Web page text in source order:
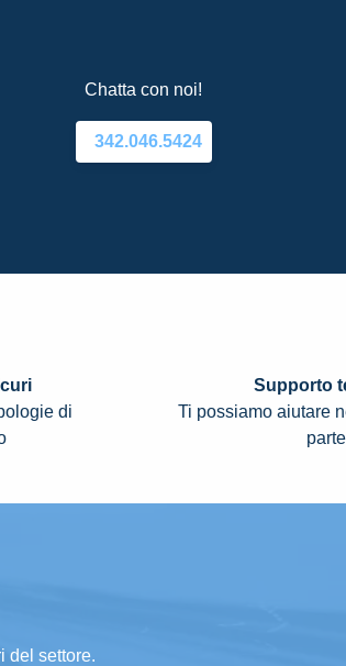
Chatta con noi!
342.046.5424
di
Supporto
Ti possiamo aiutare
parte
del settore.